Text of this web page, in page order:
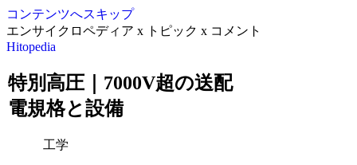
コンテンツへスキップ
エンサイクロペディア x トピック x コメント
Hitopedia
特別高圧｜7000V超の送配
電規格と設備
工学